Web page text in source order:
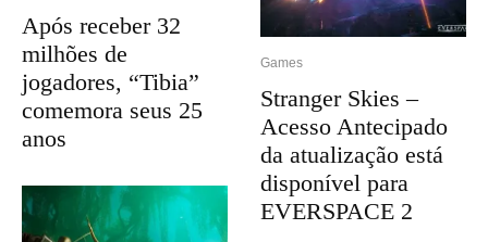
Após receber 32
milhões de
jogadores, “Tibia”
comemora seus 25
anos
Games
Stranger Skies –
Acesso Antecipado
da atualização está
disponível para
EVERSPACE 2